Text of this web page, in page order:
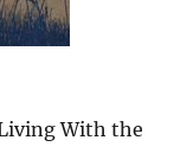
With the